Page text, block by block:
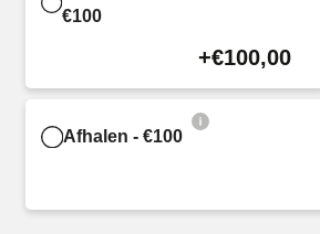
€100
+€100,00
Afhalen - €100